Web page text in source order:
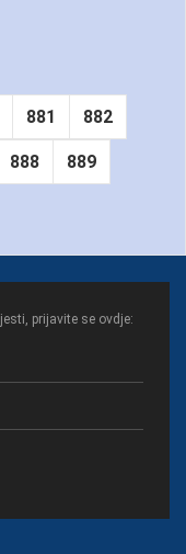
881 882
888 889
prijavite se ovdje: